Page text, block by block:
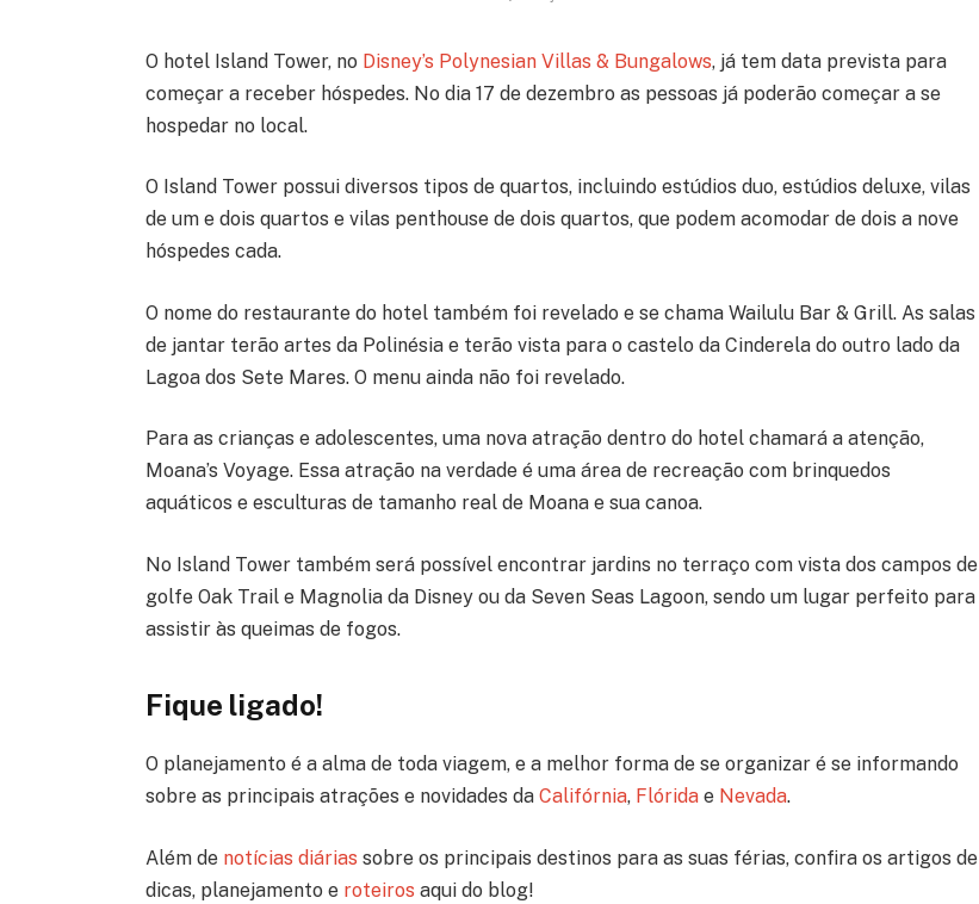
O hotel Island Tower, noDisney’s Polynesian Villas & Bungalows, já tem data prevista para
começar a receber hóspedes. No dia 17 de dezembro as pessoas já poderão começar a se
hospedar no local.
O Island Tower possui diversos tipos de quartos, incluindo estúdios duo, estúdios deluxe, vilas
de um e dois quartos e vilas penthouse de dois quartos, que podem acomodar de dois a nove
hóspedes cada.
O nome do restaurante do hotel também foi revelado e se chama Wailulu Bar & Grill. As salas
de jantar terão artes da Polinésia e terão vista para o castelo da Cinderela do outro lado da
Lagoa dos Sete Mares. O menu ainda não foi revelado.
Para as crianças e adolescentes, uma nova atração dentro do hotel chamará a atenção,
Moana’s Voyage. Essa atração na verdade é uma área de recreação com brinquedos
aquáticos e esculturas de tamanho real de Moana e sua canoa.
No Island Tower também será possível encontrar jardins no terraço com vista dos campos de
golfe Oak Trail e Magnolia da Disney ou da Seven Seas Lagoon, sendo um lugar perfeito para
assistir às queimas de fogos.
Fique ligado!
O planejamento é a alma de toda viagem, e a melhor forma de se organizar é se informando
sobre as principais atrações e novidades da Califórnia, Flóridae Nevada.
Além de notícias diárias sobre os principais destinos para as suas férias, confira os artigos de
dicas, planejamento e roteiros aqui do blog!